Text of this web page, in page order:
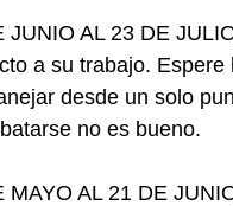
JUNIO AL 23 DE
a su trabajo.
desde un solo
no es bueno.
MAYO AL 21 DE